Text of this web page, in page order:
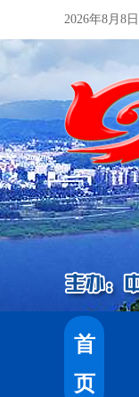
2026年8月8
首
页